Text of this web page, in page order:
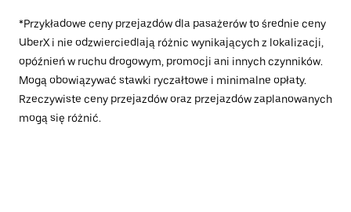
*Przykładowe ceny przejazdów dla pasażerów to średnie ceny
UberX i nie odzwierciedlają różnic wynikających z lokalizacji,
opóźnień w ruchu drogowym, promocji ani innych czynników.
Mogą obowiązywać stawki ryczałtowe i minimalne opłaty.
Rzeczywiste ceny przejazdów oraz przejazdów zaplanowanych
mogą się różnić.